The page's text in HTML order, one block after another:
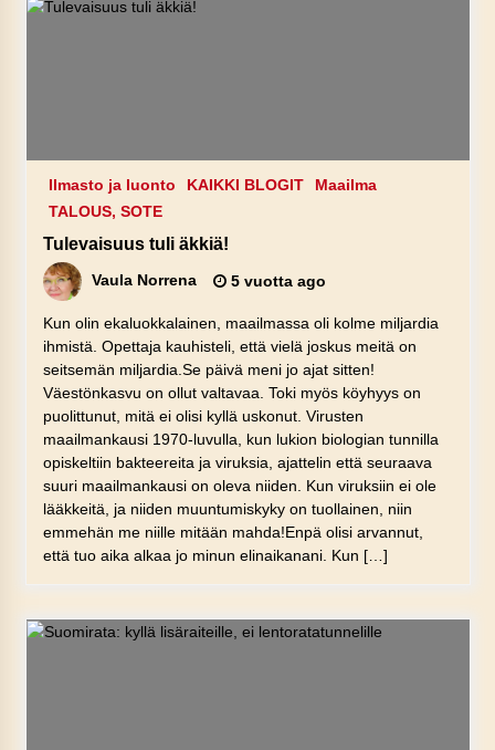
Ilmasto ja luonto KAIKKI BLOGIT
Maailma
TALOUS, SOTE
Tulevaisuus tuli äkkiä!
Vaula Norrena 5 vuotta ago
Kun olin ekaluokkalainen, maailmassa oli kolme miljardia
ihmistä. Opettaja kauhisteli, että vielä joskus meitä on
seitsemän miljardia.Se päivä meni jo ajat sitten!
Väestönkasvu on ollut valtavaa. Toki myös köyhyys on
puolittunut, mitä ei olisi kyllä uskonut. Virusten
maailmankausi 1970-luvulla, kun lukion biologian tunnilla
opiskeltiin bakteereita ja viruksia, ajattelin että seuraava
suuri maailmankausi on oleva niiden. Kun viruksiin ei ole
lääkkeitä, ja niiden muuntumiskyky on tuollainen, niin
emmehän me niille mitään mahda!Enpä olisi arvannut,
että tuo aika alkaa jo minun elinaikanani. Kun […]